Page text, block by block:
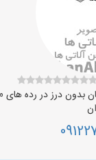
بدون درز در رده های